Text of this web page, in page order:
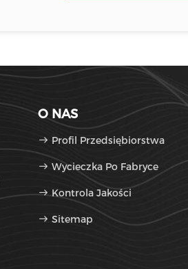
O NAS
Profil Przedsiębiorstwa
Wycieczka Po Fabryce
Kontrola Jakości
Sitemap